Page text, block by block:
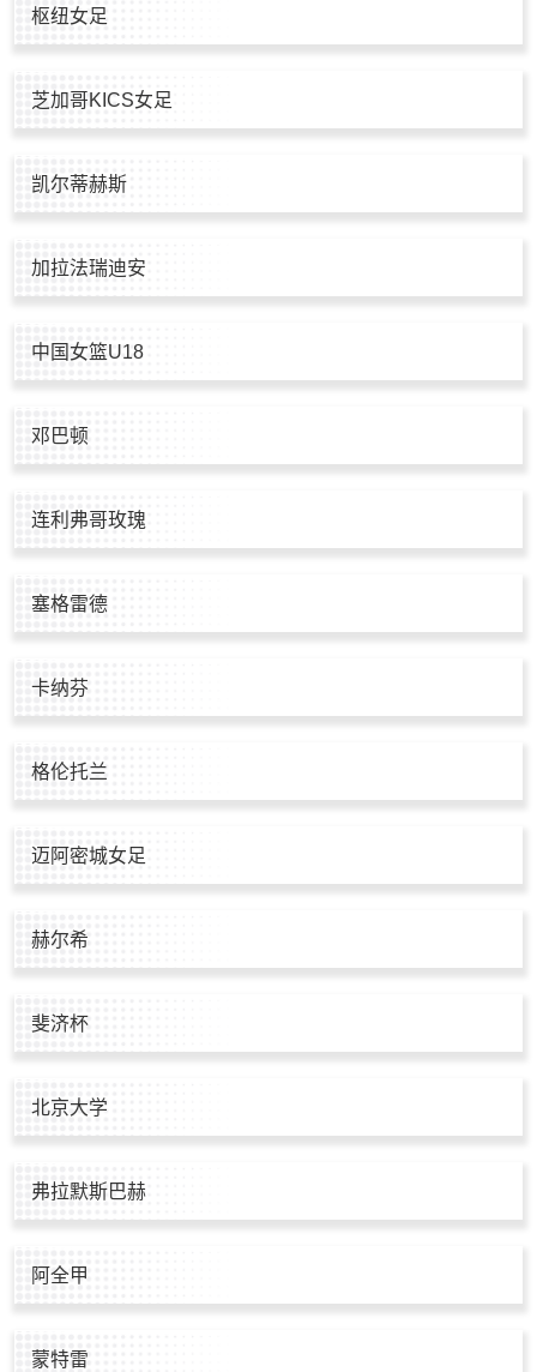
枢纽女足
芝加哥KICS女足
凯尔蒂赫斯
加拉法瑞迪安
中国女篮U18
邓巴顿
连利弗哥玫瑰
塞格雷德
卡纳芬
格伦托兰
迈阿密城女足
赫尔希
斐济杯
北京大学
弗拉默斯巴赫
阿全甲
蒙特雷